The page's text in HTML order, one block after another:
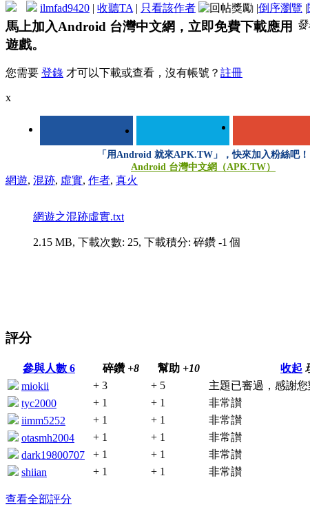
ilmfad9420 | 收聽TA | 只看該作者 |倒序瀏覽 |
馬上加入Android 台灣中文網，立即免費下載應用
遊戲。
您需要 登錄 才可以下載或查看，沒有帳號？ 註冊
x
登錄/註冊後可看大圖
「用Android 就來APK.TW」，快來加入粉絲吧！
Android 台灣中文網（APK.TW）
網遊, 混跡, 虛實, 作者, 真火
網遊之混跡虛實.txt
2.15 MB, 下載次數: 25, 下載積分: 碎鑽 -1 個
評分
參與人數 6 碎鑽 +8 幫助 +10 收起
miokii
+ 3 + 5
主題已審過，感謝
tyc2000
+ 1 + 1
非常讃
iimm5252
+ 1 + 1
非常讃
otasmh2004
+ 1 + 1
非常讃
dark19800707
+ 1 + 1
非常讃
shiian
+ 1 + 1 非常讃
查看全部評分